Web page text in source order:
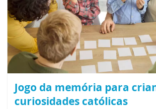
Jogo da memória para
curiosidades católicas